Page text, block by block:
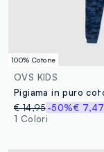
100% Cotone
OVS KIDS
€ 14,95-50%€ 7,47
1 Colori